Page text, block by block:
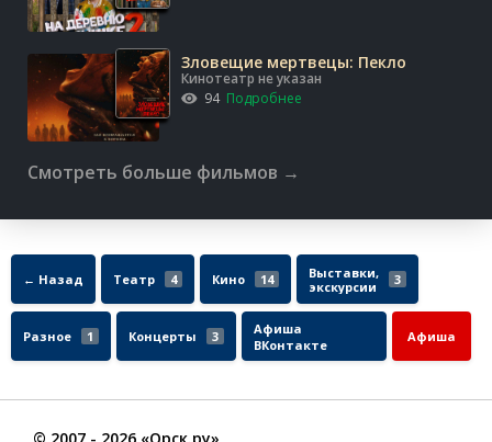
Зловещие мертвецы: Пекло
Кинотеатр не указан
94 Подробнее
Смотреть больше фильмов →
← Назад Театр 4 Кино 14
Выставки,
экскурсии
3
Разное 1 Концерты 3
Афиша
ВКонтакте
Афиша